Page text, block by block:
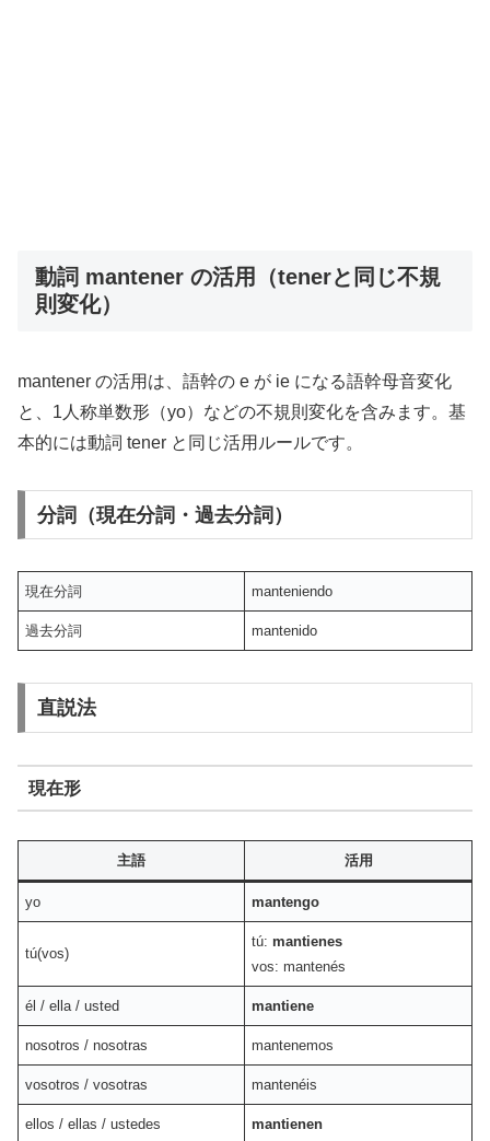
動詞 mantener の活用（tenerと同じ不規
則変化）
mantener の活用は、語幹の e が ie になる語幹母音変化
と、1人称単数形（yo）などの不規則変化を含みます。基
本的には動詞 tener と同じ活用ルールです。
分詞（現在分詞・過去分詞）
現在分詞 manteniendo
過去分詞 mantenido
直説法
現在形
主語 活用
yo mantengo
tú(vos)
tú:mantienes
vos: mantenés
él / ella / usted mantiene
nosotros / nosotras mantenemos
vosotros / vosotras mantenéis
ellos / ellas / ustedes mantienen